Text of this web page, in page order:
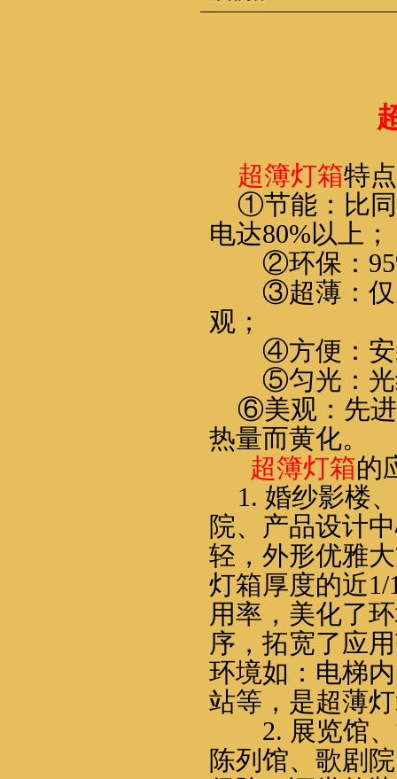
超簿灯箱特
①节能：比
电达80%以上；
②环保：
③超薄：
观；
④方便：
⑤匀光：
⑥美观：先
热量而黄化。
超簿灯箱的
1. 婚纱影楼
院、产品设计
轻，外形优雅
灯箱厚度的近1/
用率，美化了
序，拓宽了应
环境如：电梯
站等，是超薄
2. 展览馆
陈列馆、歌剧